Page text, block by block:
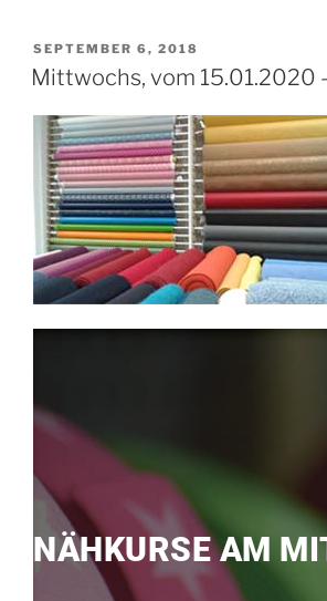
SEPTEMBER 6, 2018
Mittwochs, vom 15.01.2020
NÄHKURSE AM